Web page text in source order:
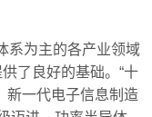
系为主的各产业领域
了良好的基础。“十
新一代电子信息制造